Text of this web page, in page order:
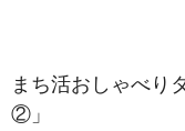
まち活おしゃべり
②」